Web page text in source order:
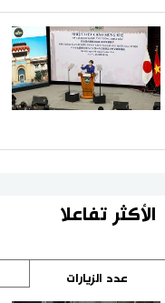
الأكثر تفاعلا
عدد الزيارات